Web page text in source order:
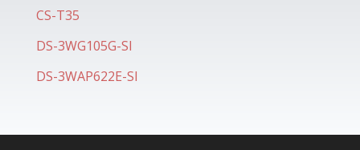
CS-T35
DS-3WG105G-SI
DS-3WAP622E-SI